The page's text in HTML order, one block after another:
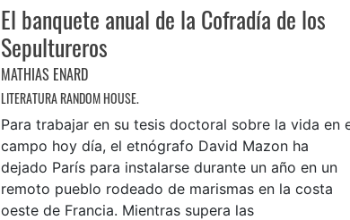
El banquete anual de la Cofradía de los
Sepultureros
MATHIAS ENARD
LITERATURA RANDOM HOUSE.
Para trabajar en su tesis doctoral sobre la vida en
campo hoy día, el etnógrafo David Mazon ha
dejado París para instalarse durante un año en un
remoto pueblo rodeado de marismas en la costa
oeste de Francia. Mientras supera las